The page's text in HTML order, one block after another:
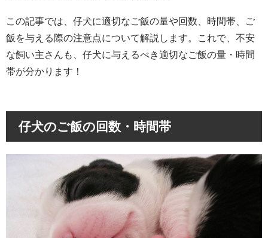
この記事では、仔犬に適切なご飯の量や回数、時間帯、ご
飯を与える際の注意点について解説します。これで、不安
な飼い主さんも、仔犬に与えるべき適切なご飯の量・時間
帯が分かります！
仔犬のご飯の回数・時間帯